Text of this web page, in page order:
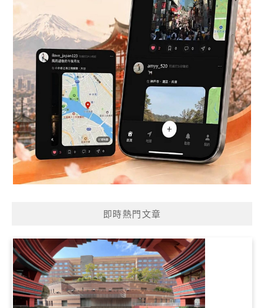
即時熱門文章